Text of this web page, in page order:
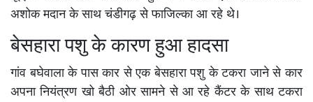
अशोक मदान के साथ चंडीगढ़ से फाजिल्का आ रहे थे।
बेसहारा पशु के कारण हुआ हादसा
गांव बघेवाला के पास कार से एक बेसहारा पशु के टकरा जाने से कार
अपना नियंत्रण खो बैठी ओर सामने से आ रहे कैंटर के साथ टकरा